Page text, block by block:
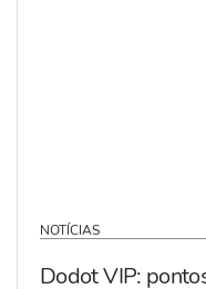
NOTÍCIAS
Dodot VIP: